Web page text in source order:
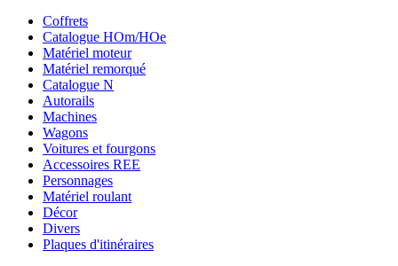
Coffrets
Catalogue HOm/HOe
Matériel moteur
Matériel remorqué
Catalogue N
Autorails
Machines
Wagons
Voitures et fourgons
Accessoires REE
Personnages
Matériel roulant
Décor
Divers
Plaques d'itinéraires